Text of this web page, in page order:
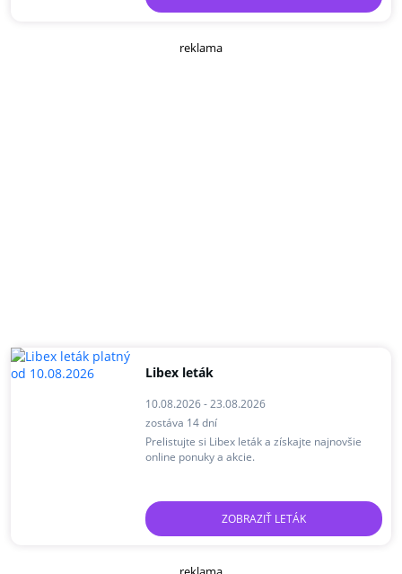
reklama
Libex leták
10.08.2026 - 23.08.2026
zostáva 14 dní
Prelistujte si Libex leták a získajte najnovšie
online ponuky a akcie.
ZOBRAZIŤ LETÁK